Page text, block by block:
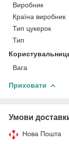
Виробник
Країна виробник
Тип цукерок
Тип
Вага
Приховати
Умови
Нова Пошта